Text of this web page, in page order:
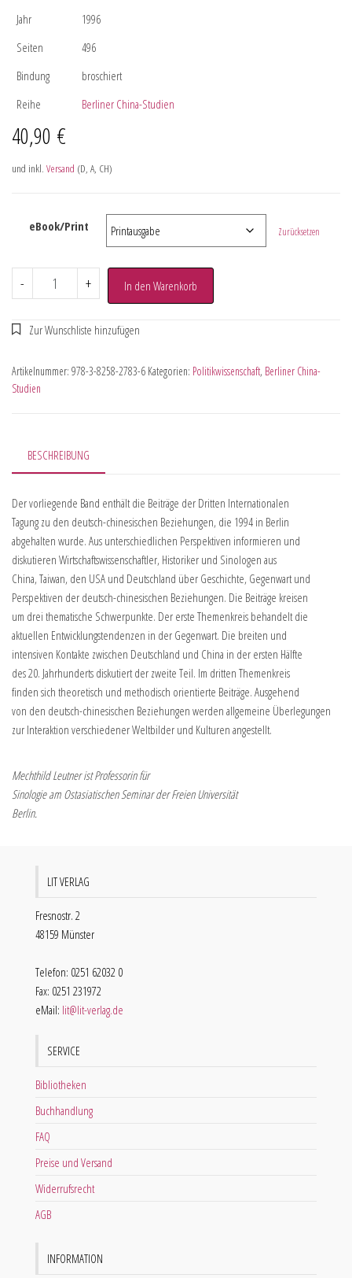
Jahr
1996
Seiten
496
Bindung
broschiert
Reihe
Berliner China-Studien
40,90 €
und inkl. Versand (D, A, CH)
eBook/Print Zurücksetzen
- + In den Warenkorb
Artikelnummer: 978-3-8258-2783-6 Kategorien: Politikwissenschaft, Berliner China-
Studien
BESCHREIBUNG
Der vorliegende Band enthält die Beiträge der Dritten Internationalen
Tagung zu den deutsch-chinesischen Beziehungen, die 1994 in Berlin
abgehalten wurde. Aus unterschiedlichen Perspektiven informieren und
diskutieren Wirtschaftswissenschaftler, Historiker und Sinologen aus
China, Taiwan, den USA und Deutschland über Geschichte, Gegenwart und
Perspektiven der deutsch-chinesischen Beziehungen. Die Beiträge kreisen
um drei thematische Schwerpunkte. Der erste Themenkreis behandelt die
aktuellen Entwicklungstendenzen in der Gegenwart. Die breiten und
intensiven Kontakte zwischen Deutschland und China in der ersten Hälfte
des 20. Jahrhunderts diskutiert der zweite Teil. Im dritten Themenkreis
finden sich theoretisch und methodisch orientierte Beiträge. Ausgehend
von den deutsch-chinesischen Beziehungen werden allgemeine Überlegungen
zur Interaktion verschiedener Weltbilder und Kulturen angestellt.
Mechthild Leutner ist Professorin für
Sinologie am Ostasiatischen Seminar der Freien Universität
Berlin.
LIT VERLAG
Fresnostr. 2
48159 Münster
Telefon: 0251 62032 0
Fax: 0251 231972
eMail: lit@lit-verlag.de
SERVICE
Bibliotheken
Buchhandlung
FAQ
Preise und Versand
Widerrufsrecht
AGB
INFORMATION